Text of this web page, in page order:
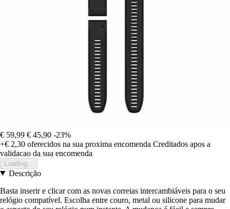
€ 59,99 € 45,90 -23%
+€ 2,30 oferecidos na sua proxima encomenda Creditados apos a
validacao da sua encomenda
Loading...
Descrição
Basta inserir e clicar com as novas correias intercambiáveis para o seu
relógio compatível. Escolha entre couro, metal ou silicone para mudar